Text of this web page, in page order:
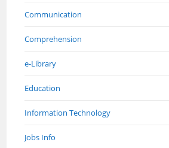
Communication
Comprehension
e-Library
Education
Information Technology
Jobs Info